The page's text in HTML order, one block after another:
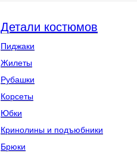
Пиджаки
Жилеты
Рубашки
Корсеты
Юбки
Кринолины и подъюбники
Брюки
Детали костюмов